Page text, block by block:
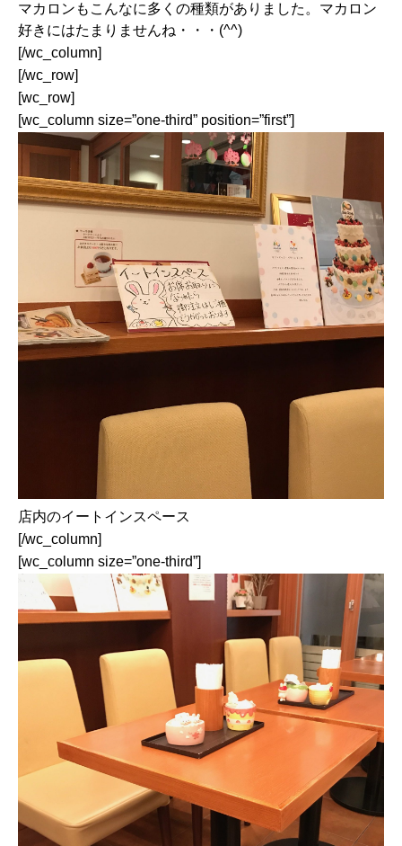
マカロンもこんなに多くの種類がありました。マカロン
好きにはたまりませんね・・・(^^)
[/wc_column]
[/wc_row]
[wc_row]
[wc_column size=”one-third” position=”first”]
店内のイートインスペース
[/wc_column]
[wc_column size=”one-third”]